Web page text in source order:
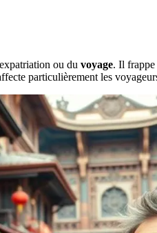
ou du voyage. Il
particulièrement les